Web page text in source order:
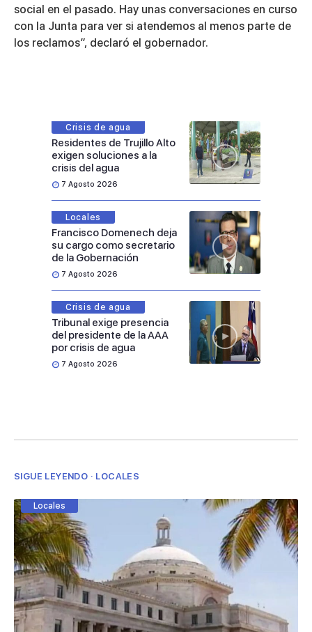
social en el pasado. Hay unas conversaciones en curso
con la Junta para ver si atendemos al menos parte de
los reclamos”, declaró el gobernador.
Crisis de agua
Residentes de Trujillo Alto
exigen soluciones a la
crisis del agua
7 Agosto 2026
Locales
Francisco Domenech deja
su cargo como secretario
de la Gobernación
7 Agosto 2026
Crisis de agua
Tribunal exige presencia
del presidente de la AAA
por crisis de agua
7 Agosto 2026
SIGUE LEYENDO · LOCALES
Locales